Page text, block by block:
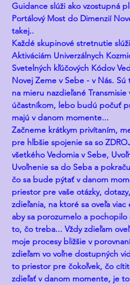
Guidance slúži ako vzostupná
Portálový Most do Dimenzií
takej..
Každé skupinové stretnutie
Aktiváciám Univerzálnych
Svetelných kľúčových Kódov
Novej Zeme v Sebe - v Nás. Sú
na mieru nazdieľané Transmisie
účastníkom, lebo budú počuť
majú v danom momente...
Začneme krátkym privítaním,
pre hlbšie spojenie sa so
všetkého Vedomia v Sebe,
Uvoľnenie sa do Seba a
čo sa bude pýtať v danom
priestor pre vaše otázky,
zdieľania, na ktoré sa oveľa viac
aby sa porozumelo a pochopilo
to, čo treba... Vždy zdieľam
moje procesy bližšie v
zdieľam vo voľne dostupných
to priestor pre čokoľvek, čo
zdieľať v danom momente, je